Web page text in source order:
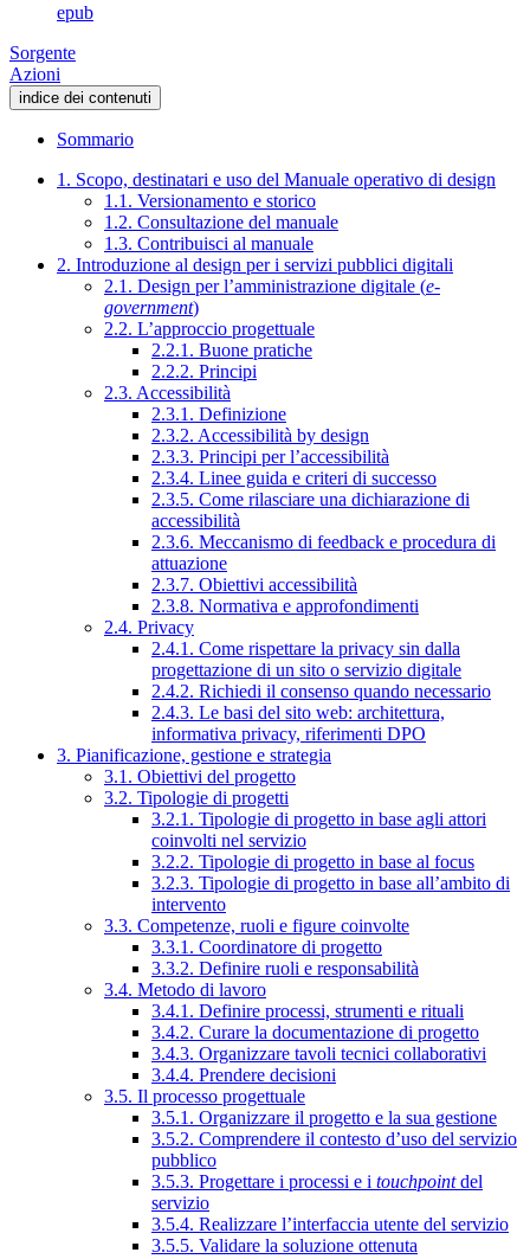
epub
Sorgente
Azioni
indice dei contenuti
Sommario
1. Scopo, destinatari e uso del Manuale operativo di design
1.1. Versionamento e storico
1.2. Consultazione del manuale
1.3. Contribuisci al manuale
2. Introduzione al design per i servizi pubblici digitali
2.1. Design per l’amministrazione digitale (e-
government)
2.2. L’approccio progettuale
2.2.1. Buone pratiche
2.2.2. Principi
2.3. Accessibilità
2.3.1. Definizione
2.3.2. Accessibilità by design
2.3.3. Principi per l’accessibilità
2.3.4. Linee guida e criteri di successo
2.3.5. Come rilasciare una dichiarazione di
accessibilità
2.3.6. Meccanismo di feedback e procedura di
attuazione
2.3.7. Obiettivi accessibilità
2.3.8. Normativa e approfondimenti
2.4. Privacy
2.4.1. Come rispettare la privacy sin dalla
progettazione di un sito o servizio digitale
2.4.2. Richiedi il consenso quando necessario
2.4.3. Le basi del sito web: architettura,
informativa privacy, riferimenti DPO
3. Pianificazione, gestione e strategia
3.1. Obiettivi del progetto
3.2. Tipologie di progetti
3.2.1. Tipologie di progetto in base agli attori
coinvolti nel servizio
3.2.2. Tipologie di progetto in base al focus
3.2.3. Tipologie di progetto in base all’ambito di
intervento
3.3. Competenze, ruoli e figure coinvolte
3.3.1. Coordinatore di progetto
3.3.2. Definire ruoli e responsabilità
3.4. Metodo di lavoro
3.4.1. Definire processi, strumenti e rituali
3.4.2. Curare la documentazione di progetto
3.4.3. Organizzare tavoli tecnici collaborativi
3.4.4. Prendere decisioni
3.5. Il processo progettuale
3.5.1. Organizzare il progetto e la sua gestione
3.5.2. Comprendere il contesto d’uso del servizio
pubblico
3.5.3. Progettare i processi e i touchpointdel
servizio
3.5.4. Realizzare l’interfaccia utente del servizio
3.5.5. Validare la soluzione ottenuta